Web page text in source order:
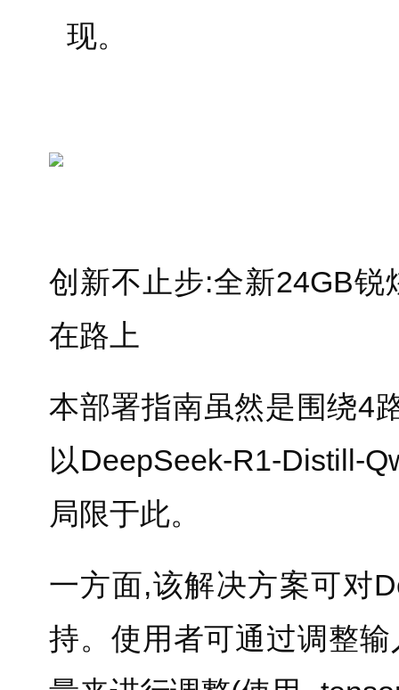
现。
创新不止步:全新24GB
在路上
本部署指南虽然是围绕4
以DeepSeek-R1-Distill-
局限于此。
一方面,该解决方案可对
持。使用者可通过调整